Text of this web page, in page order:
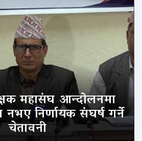
महासंघ आन्दोलनमा
नभए निर्णायक संघर्ष गर्ने
चेतावनी